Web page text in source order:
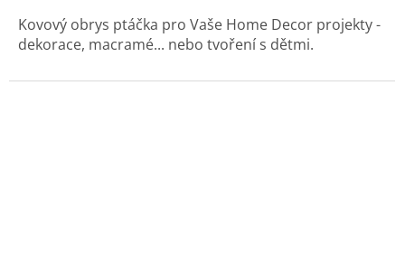
Kovový obrys ptáčka pro Vaše Home Decor projekty -
dekorace, macramé... nebo tvoření s dětmi.